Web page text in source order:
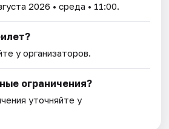
2026 • среда • 11:00.
у организаторов.
ограничения?
уточняйте у